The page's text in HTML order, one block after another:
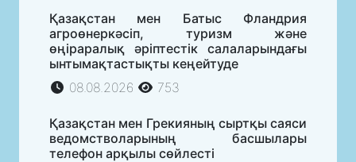
Қазақстан мен Батыс Фландрия
агроөнеркәсіп, туризм және
өңіраралық әріптестік салаларындағы
ынтымақтастықты кеңейтуде
08.08.2026
753
Қазақстан мен Грекияның сыртқы саяси
ведомстволарының басшылары
телефон арқылы сөйлесті